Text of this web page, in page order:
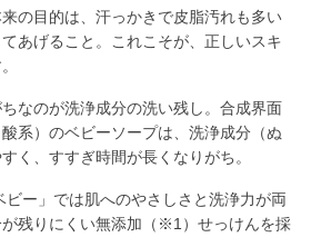
の目的は、汗っかきで皮脂汚れも多い
あげること。これこそが、正しいスキ
なのが洗浄成分の洗い残し。合成界面
系）のベビーソープは、洗浄成分（ぬ
く、すすぎ時間が長くなりがち。
ビー」では肌へのやさしさと洗浄力が両
残りにくい無添加（※1）せっけんを採